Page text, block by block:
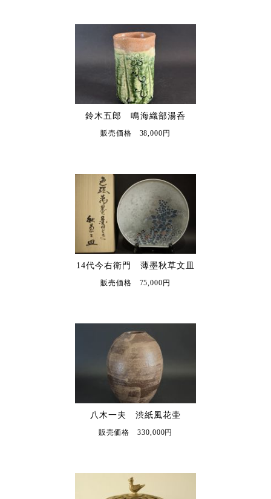
鈴木五郎 鳴海織部湯呑
販売価格 38,000円
14代今右衛門 薄墨秋草文皿
販売価格 75,000円
八木一夫 渋紙風花壷
販売価格 330,000円